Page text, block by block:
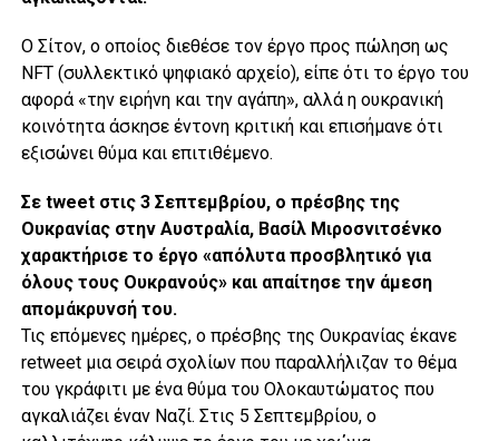
Ο Σίτον, ο οποίος διεθέσε τον έργο προς πώληση ως
NFT (συλλεκτικό ψηφιακό αρχείο), είπε ότι το έργο του
αφορά «την ειρήνη και την αγάπη», αλλά η ουκρανική
κοινότητα άσκησε έντονη κριτική και επισήμανε ότι
εξισώνει θύμα και επιτιθέμενο.
Σε tweet στις 3 Σεπτεμβρίου, ο πρέσβης της
Ουκρανίας στην Αυστραλία, Βασίλ Μιροσνιτσένκο
χαρακτήρισε το έργο «απόλυτα προσβλητικό για
όλους τους Ουκρανούς» και απαίτησε την άμεση
απομάκρυνσή του.
Τις επόμενες ημέρες, ο πρέσβης της Ουκρανίας έκανε
retweet μια σειρά σχολίων που παραλλήλιζαν το θέμα
του γκράφιτι με ένα θύμα του Ολοκαυτώματος που
αγκαλιάζει έναν Ναζί. Στις 5 Σεπτεμβρίου, ο